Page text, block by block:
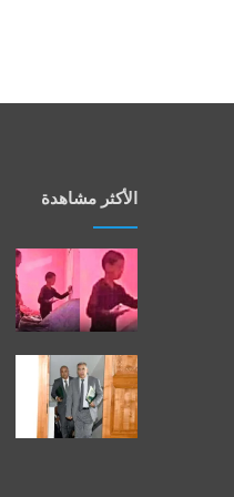
الأكثر مشاهدة